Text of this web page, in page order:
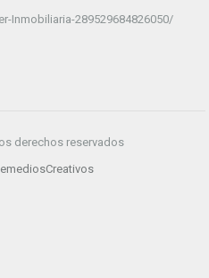
Inmobiliaria-289529684826050/
derechos reservados